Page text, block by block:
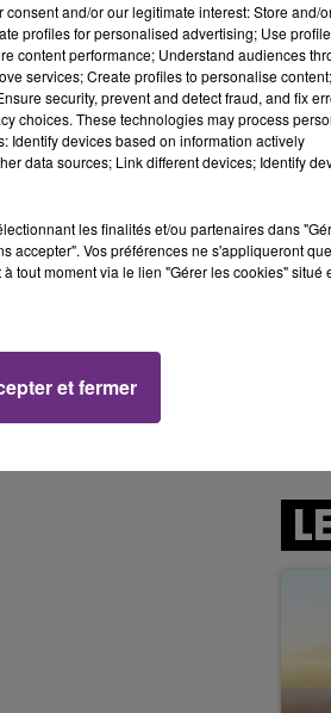
LA
ARDENNES
ce mercredi
and/or our legitimate interest: Store and/
profiles for personalised advertising; Use
content performance; Understand audiences
services; Create profiles to personalise
security, prevent and detect fraud, and fix
choices. These technologies may process
Identify devices based on information actively
data sources; Link different devices; Identify
les finalités et/ou partenaires dans
accepter". Vos préférences ne s'appliqueront
tout moment via le lien "Gérer les cookies" situé
et fermer